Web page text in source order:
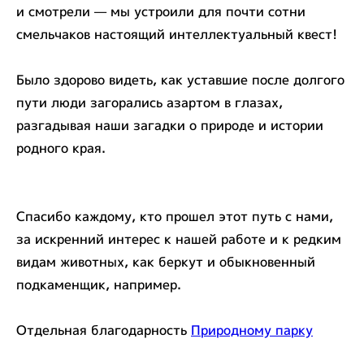
и смотрели — мы устроили для почти сотни
смельчаков настоящий интеллектуальный квест!
Было здорово видеть, как уставшие после долгого
пути люди загорались азартом в глазах,
разгадывая наши загадки о природе и истории
родного края.
Спасибо каждому, кто прошел этот путь с нами,
за искренний интерес к нашей работе и к редким
видам животных, как беркут и обыкновенный
подкаменщик, например.
Отдельная благодарность Природному парку